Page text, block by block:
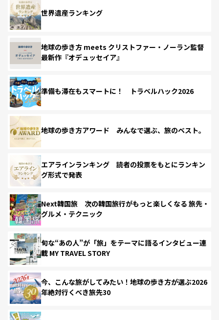
世界遺産ランキング
地球の歩き方 meets クリストファー・ノーラン監督
最新作『オデュッセイア』
準備も滞在もスマートに！ トラベルハック2026
地球の歩き方アワード みんなで選ぶ、旅のベスト。
エアラインランキング 読者の投票をもとにランキン
グ形式で発表
Next韓国旅 次の韓国旅行がもっと楽しくなる 旅先・
グルメ・テクニック
旬な“あの人”が「旅」をテーマに語るインタビュー連
載 MY TRAVEL STORY
今、こんな旅がしてみたい！地球の歩き方が選ぶ2026
年絶対行くべき旅先30